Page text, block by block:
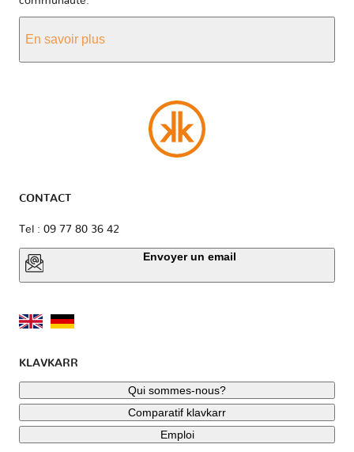
En savoir plus
CONTACT
Tel : 09 77 80 36 42
Envoyer un email
KLAVKARR
Qui sommes-nous?
Comparatif klavkarr
Emploi